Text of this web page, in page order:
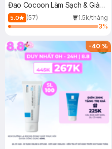
Đao Cocoon Làm Sạch & Giảm
Dầu 500ml
5.0 (57)
1.5k/tháng
3%
-40%